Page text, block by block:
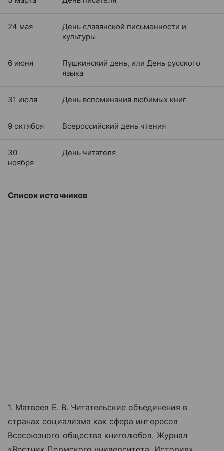
24 мая
День славянской письменности и
культуры
6 июня
Пушкинский день, или День русского
языка
31 июля День вспоминания любимых книг
9 октября Всероссийский день чтения
30
ноября
День читателя
Список источников
1. Матвеев Е. В. Читательские объединения в
странах социализма как сфера интересов
Всесоюзного общества книголюбов. Журнал